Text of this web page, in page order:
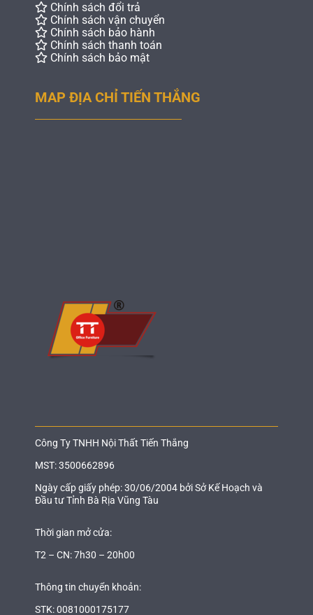
Chính sách đổi trả
Chính sách vận chuyển
Chính sách bảo hành
Chính sách thanh toán
Chính sách bảo mật
MAP ĐỊA CHỈ TIẾN THẮNG
Công Ty TNHH Nội Thất Tiến Thắng
MST: 3500662896
Ngày cấp giấy phép: 30/06/2004 bởi Sở Kế Hoạch và
Đầu tư Tỉnh Bà Rịa Vũng Tàu
Thời gian mở cửa:
T2 – CN: 7h30 – 20h00
Thông tin chuyển khoản:
STK: 0081000175177